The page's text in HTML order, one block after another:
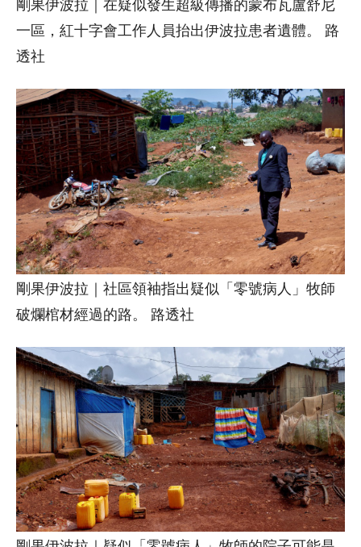
一區，紅十字會工作人員抬出伊波拉患者遺體。 路
透社
剛果伊波拉｜社區領袖指出疑似「零號病人」牧師
破爛棺材經過的路。 路透社